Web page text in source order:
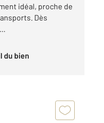
idéal, proche de
Dès
du bien